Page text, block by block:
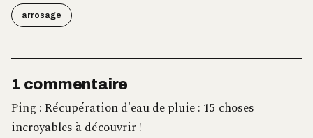
arrosage
1 commentaire
Ping :Récupération d'eau de pluie : 15 choses
incroyables à découvrir !